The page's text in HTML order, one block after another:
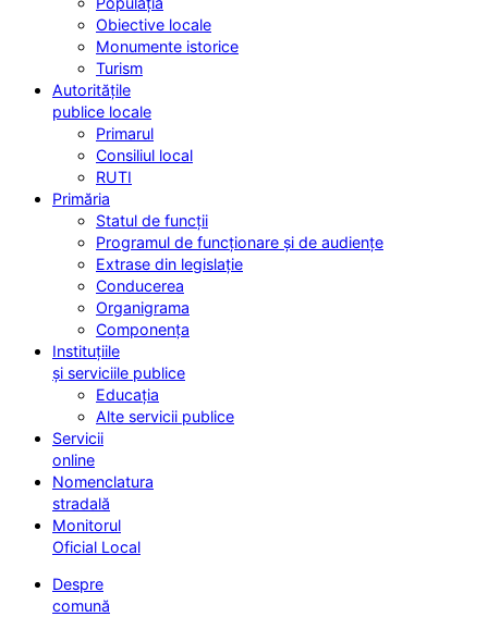
Obiective locale
Monumente istorice
Turism
Autoritățile
publice locale
Primarul
Consiliul local
RUTI
Primăria
Statul de funcții
Programul de funcționare și de audiențe
Extrase din legislație
Conducerea
Organigrama
Componența
Instituțiile
și serviciile publice
Educația
Alte servicii publice
Servicii
online
Nomenclatura
stradală
Monitorul
Oficial Local
Despre
comună